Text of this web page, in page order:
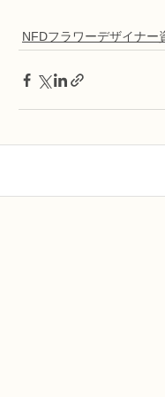
NFDフラワーデザイナー